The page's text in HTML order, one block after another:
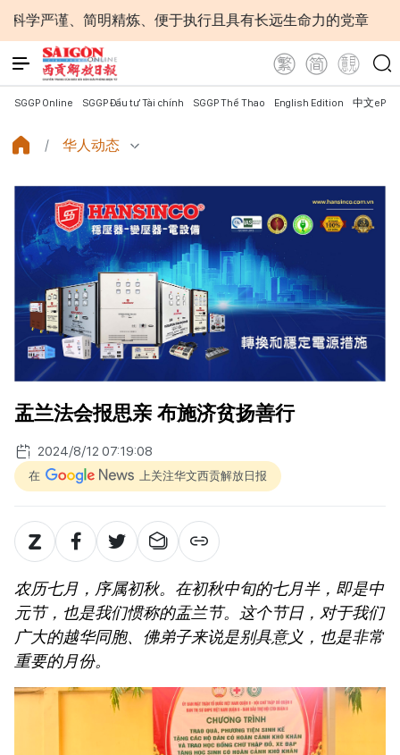
炼、便于执行且具有长远生命力的党章 苏林总书记、
SGGP Online SGGP Đầu tư Tài chính SGGP Thể Thao English Edition 中文
华人动态
盂兰法会报思亲 布施济贫扬善行
2024/8/12 07:19:08
在 上关注华文西贡解放日报
农历七月，序属初秋。在初秋中旬的七月半，即是中
元节，也是我们惯称的盂兰节。这个节日，对于我们
广大的越华同胞、佛弟子来说是别具意义，也是非常
重要的月份。